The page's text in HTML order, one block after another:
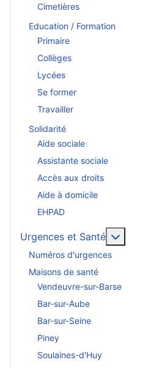
Cimetières
Education / Formation
Primaire
Collèges
Lycées
Se former
Travailler
Solidarité
Aide sociale
Assistante sociale
Accès aux droits
Aide à domicile
EHPAD
Urgences et Santé
Numéros d'urgences
Maisons de santé
Vendeuvre-sur-Barse
Bar-sur-Aube
Bar-sur-Seine
Piney
Soulaines-d'Huy